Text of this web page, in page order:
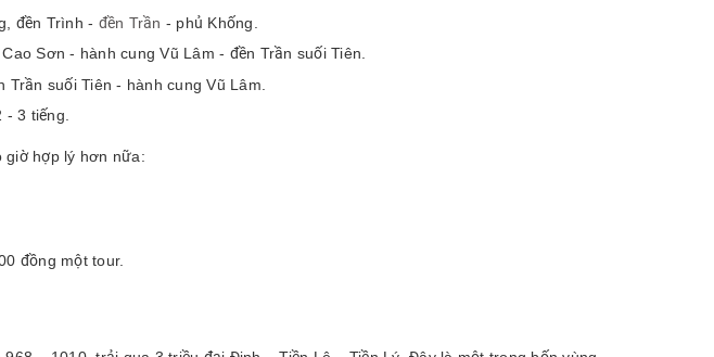
đền Trình - đền Trần - phủ Khống.
Sơn - hành cung Vũ Lâm - đền Trần suối Tiên.
suối Tiên - hành cung Vũ Lâm.
- 3 tiếng.
giờ hợp lý hơn nữa:
đồng một tour.